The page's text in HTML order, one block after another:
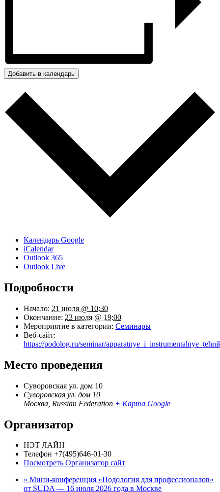
Добавить в календарь
Календарь Google
iCalendar
Outlook 365
Outlook Live
Подробности
Начало: 21 июля @ 10:30
Окончание: 23 июля @ 19:00
Мероприятие в категории: Семинары
Веб-сайт:
https://podolog.ru/seminar/
Место проведения
Суворовская ул. дом 10
Суворовская ул. дом 10
Москва Russian Federation + Карта Google
Организатор
НЭТ ЛАЙН
Телефон +7(495)646-01-30
Посмотреть Организатор сайт
« Мини-конференция «Подология для профессионалов»
от SUDA — 16 июля 2026 года в Москве